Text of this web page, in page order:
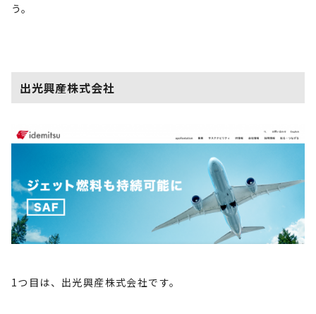
う。
出光興産株式会社
1つ目は、出光興産株式会社です。